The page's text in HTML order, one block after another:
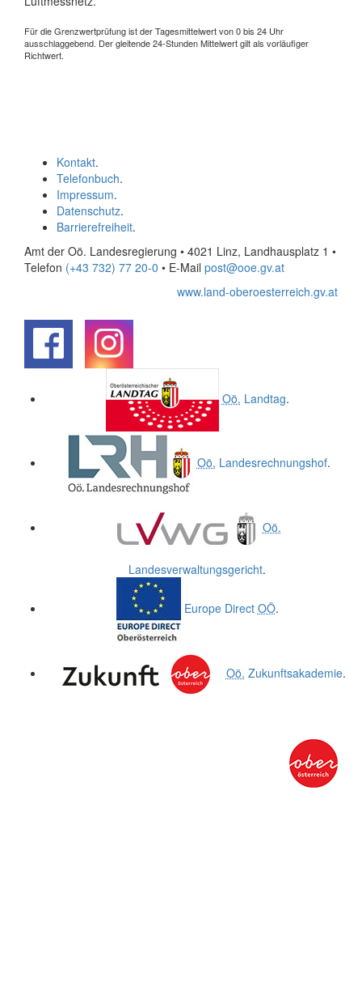
Für die Grenzwertprüfung ist der Tagesmittelwert von 0 bis 24 Uhr
ausschlaggebend. Der gleitende 24-Stunden Mittelwert gilt als vorläufiger
Richtwert.
Kontakt.
Telefonbuch.
Impressum.
Datenschutz.
Barrierefreiheit.
Amt der Oö. Landesregierung • 4021 Linz, Landhausplatz 1 •
Telefon (+43 732) 77 20-0 • E-Mail post@ooe.gv.at
www.land-oberoesterreich.gv.at
Oö. Landtag.
Oö. Landesrechnungshof.
Oö.
Landesverwaltungsgericht.
Europe Direct OÖ.
Oö. Zukunftsakademie.